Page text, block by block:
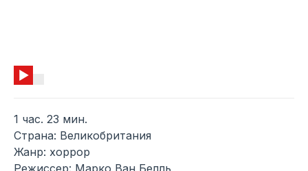
1 час. 23 мин.
Страна: Великобритания
Жанр: хоррор